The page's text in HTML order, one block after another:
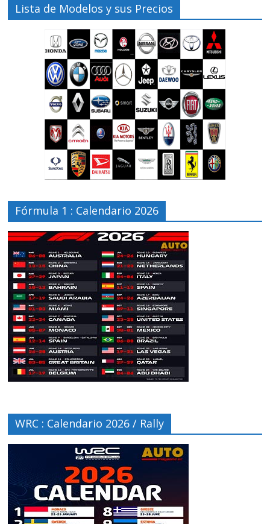
Lista de Modelos y sus Precios
Fórmula 1 : Calendario 2026
WRC : Calendario 2026 / Rally